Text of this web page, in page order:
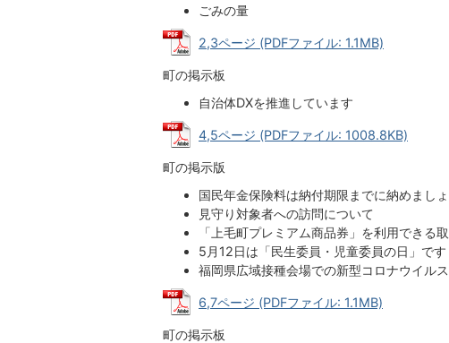
ごみの量
2,3ページ (PDFファイル: 1.1MB)
町の掲示板
自治体DXを推進しています
4,5ページ (PDFファイル: 1008.8KB)
町の掲示版
国民年金保険料は納付期限までに納めましょ
見守り対象者への訪問について
「上毛町プレミアム商品券」を利用できる
5月12日は「民生委員・児童委員の日」です
福岡県広域接種会場での新型コロナウイル
6,7ページ (PDFファイル: 1.1MB)
町の掲示板